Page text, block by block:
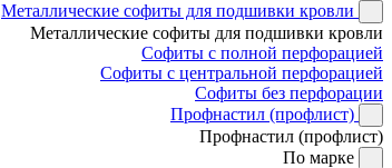
Металлические софиты для подшивки кровли
Металлические софиты для подшивки кровли
Софиты с полной перфорацией
Софиты с центральной перфорацией
Софиты без перфорации
Профнастил (профлист)
Профнастил (профлист)
По марке